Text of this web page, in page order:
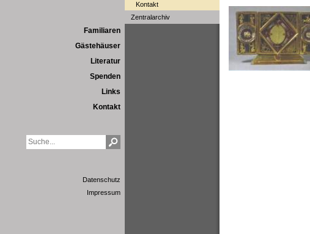
Kontakt
Zentralarchiv
Familiaren
Gästehäuser
Literatur
Spenden
Links
Kontakt
Datenschutz
Impressum